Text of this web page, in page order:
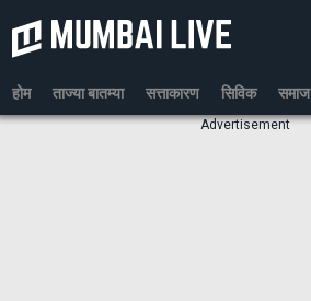
होम ताज्या बातम्या सत्ताकारण सिविक समाज
Advertisement